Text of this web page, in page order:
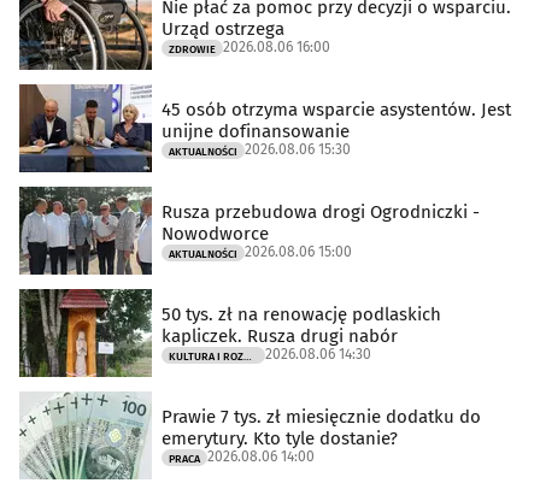
Nie płać za pomoc przy decyzji o wsparciu.
Urząd ostrzega
ZDROWIE 2026.08.06 16:00
45 osób otrzyma wsparcie asystentów. Jest
unijne dofinansowanie
AKTUALNOŚCI 2026.08.06 15:30
Rusza przebudowa drogi Ogrodniczki -
Nowodworce
AKTUALNOŚCI 2026.08.06 15:00
50 tys. zł na renowację podlaskich
kapliczek. Rusza drugi nabór
2026.08.06 14:30
Prawie 7 tys. zł miesięcznie dodatku do
emerytury. Kto tyle dostanie?
PRACA 2026.08.06 14:00